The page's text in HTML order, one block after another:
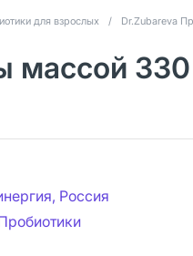
для взрослых / Dr.Zubareva
массой
Россия